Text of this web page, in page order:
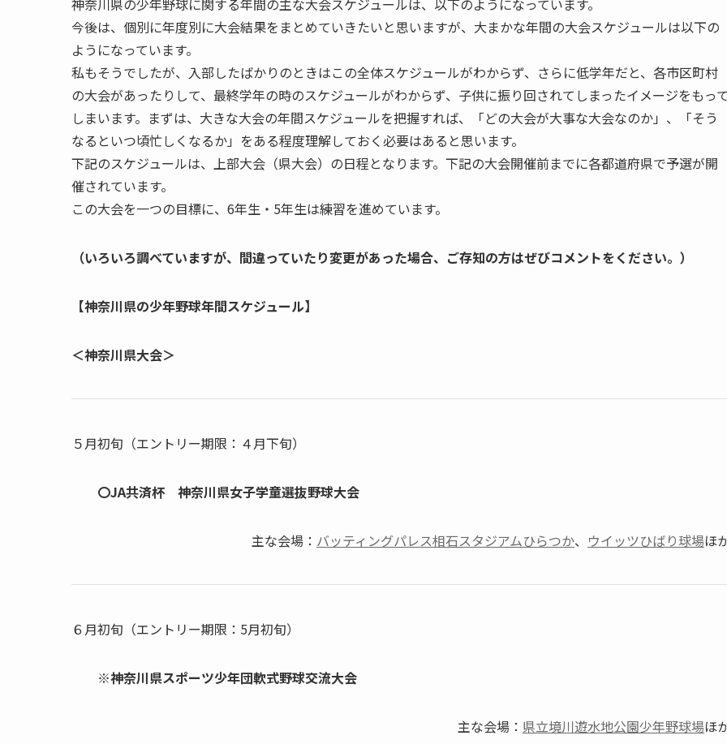
神奈川県の少年野球に関する年間の主な大会スケジュールは、以下のようになっています。
今後は、個別に年度別に大会結果をまとめていきたいと思いますが、大まかな年間の大会スケジュールは以下の
ようになっています。
私もそうでしたが、入部したばかりのときはこの全体スケジュールがわからず、さらに低学年だと、各市区町村
の大会があったりして、最終学年の時のスケジュールがわからず、子供に振り回されてしまったイメージをもっ
しまいます。まずは、大きな大会の年間スケジュールを把握すれば、「どの大会が大事な大会なのか」、「そう
なるといつ頃忙しくなるか」をある程度理解しておく必要はあると思います。
下記のスケジュールは、上部大会（県大会）の日程となります。下記の大会開催前までに各都道府県で予選が開
催されています。
この大会を一つの目標に、6年生・5年生は練習を進めています。
（いろいろ調べていますが、間違っていたり変更があった場合、ご存知の方はぜびコメントをください。）
【神奈川県の少年野球年間スケジュール】
＜神奈川県大会＞
５月初旬（エントリー期限：４月下旬）
〇JA共済杯 神奈川県女子学童選抜野球大会
主な会場： バッティングパレス相石スタジアムひらつか、 ウイッツひばり球場ほ
６月初旬（エントリー期限：5月初旬）
※神奈川県スポーツ少年団軟式野球交流大会
主な会場： 県立境川遊水地公園少年野球場ほ